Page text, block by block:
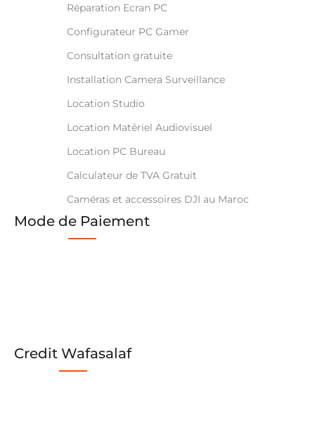
Réparation Ecran PC
Configurateur PC Gamer
Consultation gratuite
Installation Camera Surveillance
Location Studio
Location Matériel Audiovisuel
Location PC Bureau
Calculateur de TVA Gratuit
Caméras et accessoires DJI au Maroc
Mode de Paiement
Credit Wafasalaf